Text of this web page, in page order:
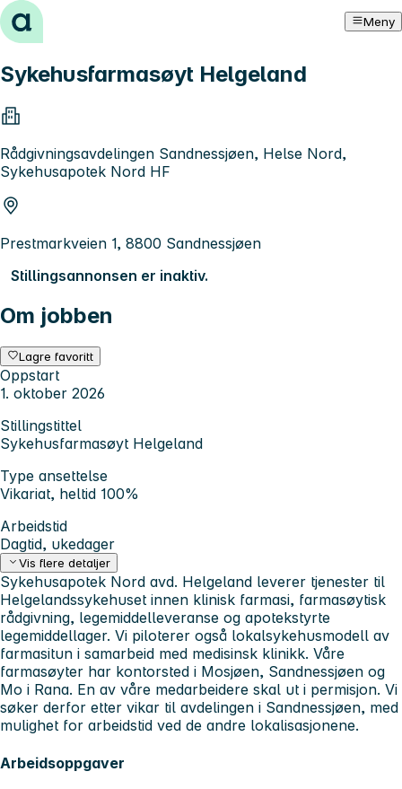
Hopp til innhold Meny
Sykehusfarmasøyt Helgeland
Rådgivningsavdelingen Sandnessjøen, Helse Nord,
Sykehusapotek Nord HF
Prestmarkveien 1, 8800 Sandnessjøen
Stillingsannonsen er inaktiv.
Om jobben
Lagre favoritt
Oppstart
1. oktober 2026
Stillingstittel
Sykehusfarmasøyt Helgeland
Type ansettelse
Vikariat, heltid 100%
Arbeidstid
Dagtid, ukedager
Vis flere detaljer
Sykehusapotek Nord avd. Helgeland leverer tjenester til
Helgelandssykehuset innen klinisk farmasi, farmasøytisk
rådgivning, legemiddelleveranse og apotekstyrte
legemiddellager. Vi piloterer også lokalsykehusmodell av
farmasitun i samarbeid med medisinsk klinikk. Våre
farmasøyter har kontorsted i Mosjøen, Sandnessjøen og
Mo i Rana. En av våre medarbeidere skal ut i permisjon. Vi
søker derfor etter vikar til avdelingen i Sandnessjøen, med
mulighet for arbeidstid ved de andre lokalisasjonene.
Arbeidsoppgaver